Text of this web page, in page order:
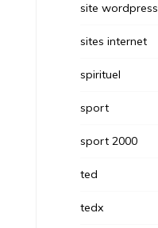
site wordpress
sites internet
spirituel
sport
sport 2000
ted
tedx